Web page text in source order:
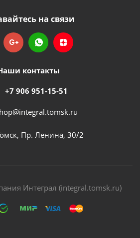
на связи
контакты
+7 906 951-15-51
Пр. Ленина, 30/2
Интеграл (integral.tomsk.ru)